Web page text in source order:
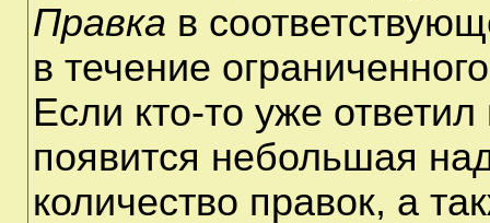
Правка в
в течение
Если кто-то уже
появится небольшая
количество правок, а